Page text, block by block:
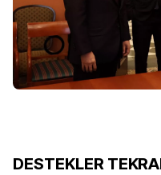
DESTEKLER